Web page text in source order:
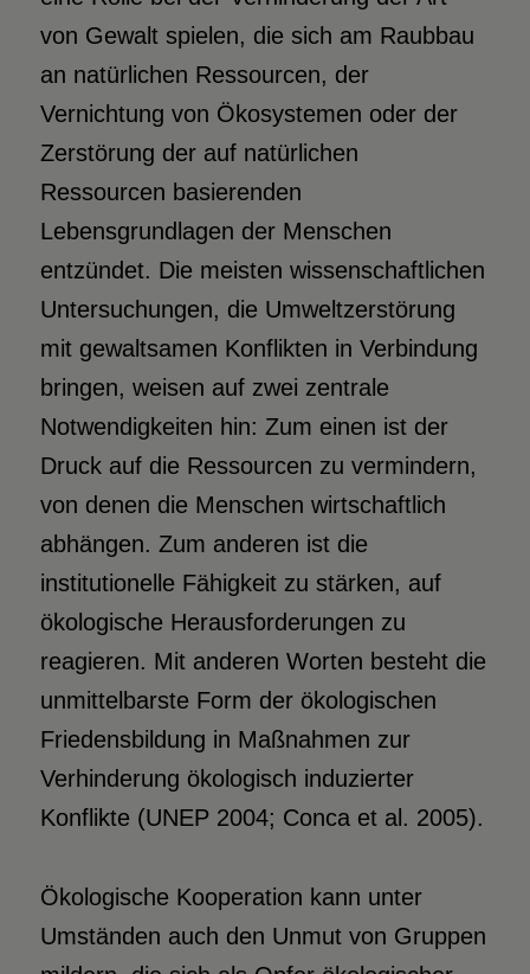
von Gewalt spielen, die sich am Raubbau
an natürlichen Ressourcen, der
Vernichtung von Ökosystemen oder der
Zerstörung der auf natürlichen
Ressourcen basierenden
Lebensgrundlagen der Menschen
entzündet. Die meisten wissenschaftlichen
Untersuchungen, die Umweltzerstörung
mit gewaltsamen Konflikten in Verbindung
bringen, weisen auf zwei zentrale
Notwendigkeiten hin: Zum einen ist der
Druck auf die Ressourcen zu vermindern,
von denen die Menschen wirtschaftlich
abhängen. Zum anderen ist die
institutionelle Fähigkeit zu stärken, auf
ökologische Herausforderungen zu
reagieren. Mit anderen Worten besteht die
unmittelbarste Form der ökologischen
Friedensbildung in Maßnahmen zur
Verhinderung ökologisch induzierter
Konflikte (UNEP 2004; Conca et al. 2005).
Ökologische Kooperation kann unter
Umständen auch den Unmut von Gruppen